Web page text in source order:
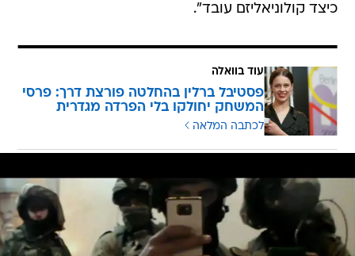
כיצד קולוניאליזם עובד".
עוד בוואלה
פסטיבל ברלין בהחלטה פורצת דרך: פרסי
המשחק יחולקו בלי הפרדה מגדרית
לכתבה המלאה